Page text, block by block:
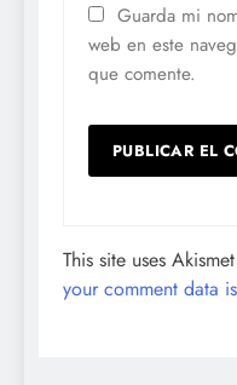
Guarda mi
web en este
que comente.
This site uses
your comment data